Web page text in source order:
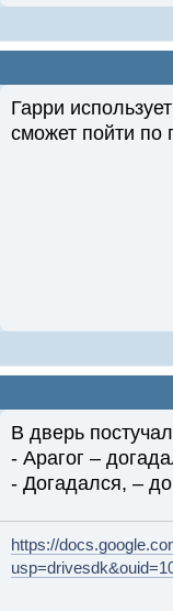
Гарри
сможет пойти по
В дверь
- Арагог –
- Догадался, –
https://